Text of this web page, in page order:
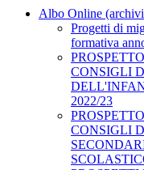
Albo Online
Progetti di
formativa
CONSIGLI
2022/23
CONSIGLI